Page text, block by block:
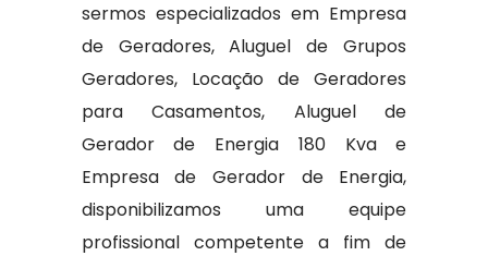
sermos especializados em Empresa
de Geradores, Aluguel de Grupos
Geradores, Locação de Geradores
para Casamentos, Aluguel de
Gerador de Energia 180 Kva e
Empresa de Gerador de Energia,
disponibilizamos uma equipe
profissional competente a fim de